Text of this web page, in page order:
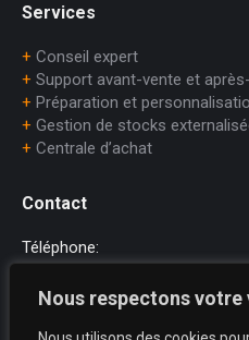
Nous respectons votre
Services
+ Conseil expert
+ Support avant-vente et
+ Préparation et
+ Gestion de stocks
+ Centrale d’achat
Contact
Téléphone: